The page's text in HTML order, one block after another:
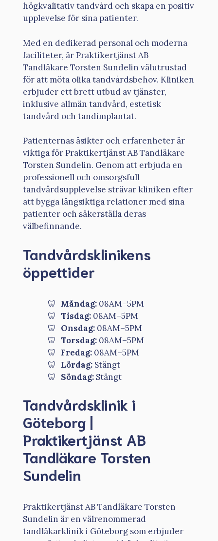
högkvalitativ tandvård och skapa en positiv
upplevelse för sina patienter.
Med en dedikerad personal och moderna
faciliteter, är Praktikertjänst AB
Tandläkare Torsten Sundelin välutrustad
för att möta olika tandvårdsbehov. Kliniken
erbjuder ett brett utbud av tjänster,
inklusive allmän tandvård, estetisk
tandvård och tandimplantat.
Patienternas åsikter och erfarenheter är
viktiga för Praktikertjänst AB Tandläkare
Torsten Sundelin. Genom att erbjuda en
professionell och omsorgsfull
tandvårdsupplevelse strävar kliniken efter
att bygga långsiktiga relationer med sina
patienter och säkerställa deras
välbefinnande.
Tandvårdsklinikens
öppettider
Måndag: 08AM–5PM
Tisdag: 08AM–5PM
Onsdag: 08AM–5PM
Torsdag: 08AM–5PM
Fredag: 08AM–5PM
Lördag: Stängt
Söndag: Stängt
Tandvårdsklinik i
Göteborg |
Praktikertjänst AB
Tandläkare Torsten
Sundelin
Praktikertjänst AB Tandläkare Torsten
Sundelin är en välrenommerad
tandläkarklinik i Göteborg som erbjuder